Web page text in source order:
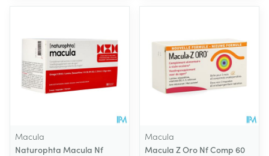
Macula
Naturophta Macula Nf
Macula
Macula Z Oro Nf Comp 60